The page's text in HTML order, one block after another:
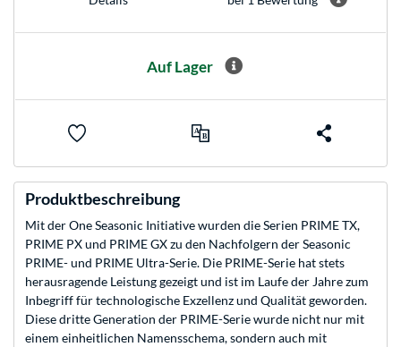
Auf Lager
Produktbeschreibung
Mit der One Seasonic Initiative wurden die Serien PRIME TX,
PRIME PX und PRIME GX zu den Nachfolgern der Seasonic
PRIME- und PRIME Ultra-Serie. Die PRIME-Serie hat stets
herausragende Leistung gezeigt und ist im Laufe der Jahre zum
Inbegriff für technologische Exzellenz und Qualität geworden.
Diese dritte Generation der PRIME-Serie wurde nicht nur mit
einem einheitlichen Namensschema, sondern auch mit